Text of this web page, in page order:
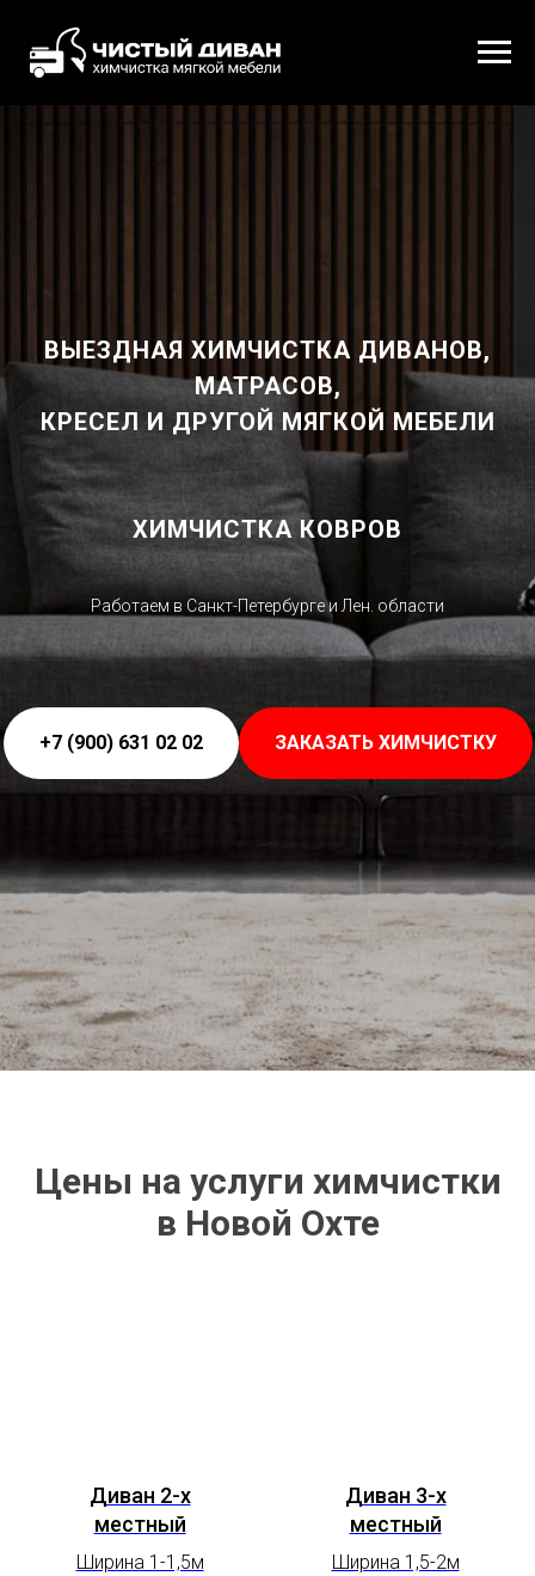
ВЫЕЗДНАЯ ХИМЧИСТКА ДИВАНОВ,
МАТРАСОВ,
КРЕСЕЛ И ДРУГОЙ МЯГКОЙ МЕБЕЛИ
ХИМЧИСТКА КОВРОВ
Работаем в Санкт-Петербурге и Лен. области
+7 (900) 631 02 02 ЗАКАЗАТЬ ХИМЧИСТКУ
Цены на услуги химчистки
в Новой Охте
Диван 2-х
местный
Ширина 1-1,5м
Диван 3-х
местный
Ширина 1,5-2м